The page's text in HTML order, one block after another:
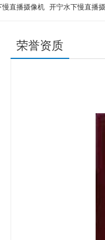
慢直播摄像机 开宁水下慢直播
智能球机
荣誉资质